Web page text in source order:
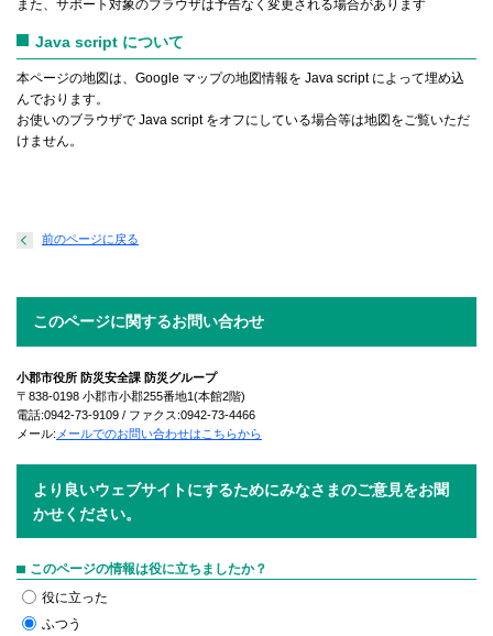
また、サポート対象のブラウザは予告なく変更される場合があります
Java script について
本ページの地図は、Google マップの地図情報を Java script によって埋め込
んでおります。
お使いのブラウザで Java script をオフにしている場合等は地図をご覧いただ
けません。
前のページに戻る
このページに関するお問い合わせ
小郡市役所 防災安全課 防災グループ
〒838-0198 小郡市小郡255番地1(本館2階)
電話:0942-73-9109 / ファクス:0942-73-4466
メール: メールでのお問い合わせはこちらから
より良いウェブサイトにするためにみなさまのご意見をお聞
かせください。
このページの情報は役に立ちましたか？
役に立った
ふつう